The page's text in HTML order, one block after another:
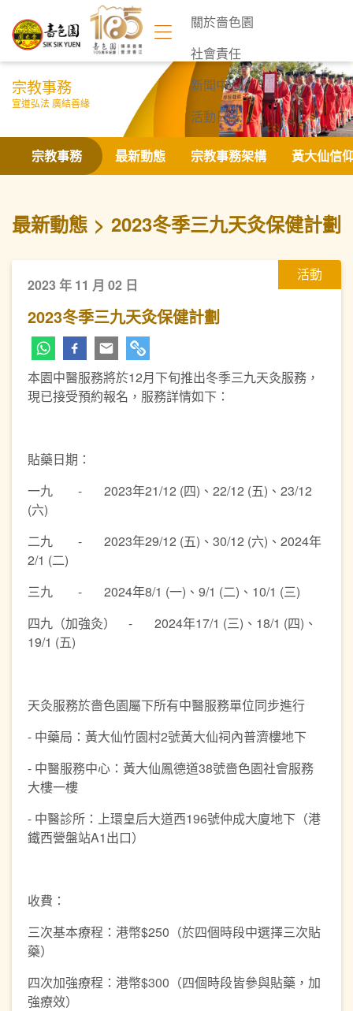
關於嗇色園
社會責任
新聞中心
活動日誌
聯絡我們
宗教事務
宣道弘法 廣結善緣
宗教事務 最新動態 宗教事務架構 黃大仙信
最新動態 2023冬季三九天灸保健計劃
活動
2023 年 11 月 02 日
2023冬季三九天灸保健計劃
本園中醫服務將於12月下旬推出冬季三九天灸服務，
現已接受預約報名，服務詳情如下：
貼藥日期：
一九 - 2023年21/12 (四)、22/12 (五)、23/12
(六)
二九 - 2023年29/12 (五)、30/12 (六)、2024年
2/1 (二)
三九 - 2024年8/1 (一)、9/1 (二)、10/1 (三)
四九（加強灸） - 2024年17/1 (三)、18/1 (四)、
19/1 (五)
天灸服務於嗇色園屬下所有中醫服務單位同步進行
- 中藥局：黃大仙竹園村2號黃大仙祠內普濟樓地下
- 中醫服務中心：黃大仙鳳德道38號嗇色園社會服務
大樓一樓
- 中醫診所：上環皇后大道西196號仲成大廈地下（港
鐵西營盤站A1出口）
收費：
三次基本療程：港幣$250（於四個時段中選擇三次貼
藥）
四次加強療程：港幣$300（四個時段皆參與貼藥，加
強療效）